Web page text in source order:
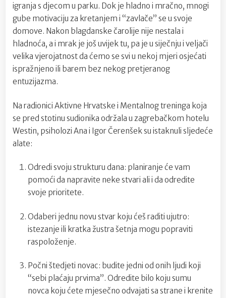
igranja s djecom u parku. Dok je hladno i mračno, mnogi
gube motivaciju za kretanjem i “zavlače” se u svoje
domove. Nakon blagdanske čarolije nije nestala i
hladnoća, a i mrak je još uvijek tu, pa je u siječnju i veljači
velika vjerojatnost da ćemo se svi u nekoj mjeri osjećati
ispražnjeno ili barem bez nekog pretjeranog
entuzijazma.
Na radionici Aktivne Hrvatske i Mentalnog treninga koja
se pred stotinu sudionika održala u zagrebačkom hotelu
Westin, psiholozi Ana i Igor Čerenšek su istaknuli sljedeće
alate:
Odredi svoju strukturu dana: planiranje će vam
pomoći da napravite neke stvari ali i da odredite
svoje prioritete.
Odaberi jednu novu stvar koju ćeš raditi ujutro:
istezanje ili kratka žustra šetnja mogu popraviti
raspoloženje.
Počni štedjeti novac: budite jedni od onih ljudi koji
“sebi plaćaju prvima”. Odredite bilo koju sumu
novca koju ćete mjesečno odvajati sa strane i krenite